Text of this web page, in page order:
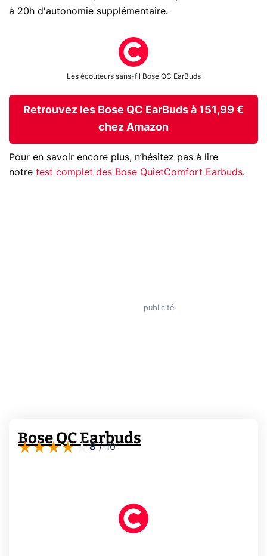
à 20h d'autonomie supplémentaire.
Les écouteurs sans-fil Bose QC EarBuds
Retrouvez les Bose QC EarBuds à 151,99 €
chez Amazon
Pour en savoir encore plus, n’hésitez pas à lire
notre test complet des Bose QuietComfort Earbuds.
Bose QC Earbuds
8/10